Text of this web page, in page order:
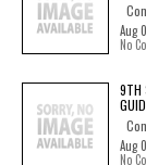
Aug
No
9TH
Aug
No